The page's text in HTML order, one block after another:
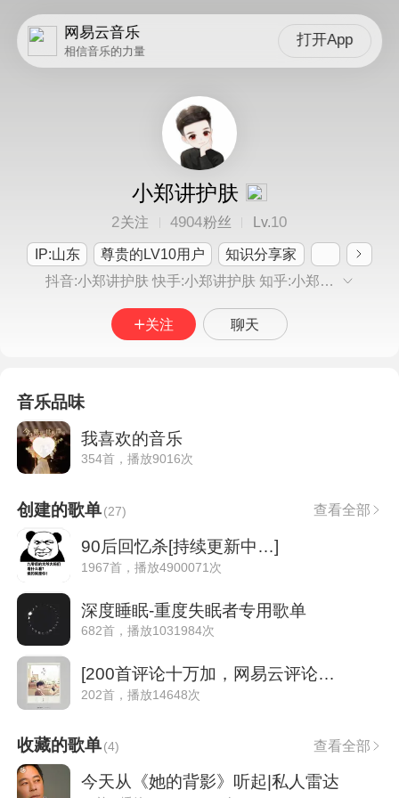
网易云音乐
相信音乐的力量
打开App
小郑讲护肤
2关注 4904粉丝 Lv.10
IP:山东 尊贵的LV10用户
知识分享家
抖音:小郑讲护肤 快手:小郑讲护肤 知乎:小郑讲护肤 小红书:小郑讲护肤
关注 聊天
音乐品味
我喜欢的音乐
354首，播放9016次
创建的歌单(27) 查看全部
90后回忆杀[持续更新中…]
1967首，播放4900071次
深度睡眠-重度失眠者专用歌单
682首，播放1031984次
[200首评论十万加，网易云评论区炸了！]
202首，播放14648次
收藏的歌单(4) 查看全部
今天从《她的背影》听起|私人雷达